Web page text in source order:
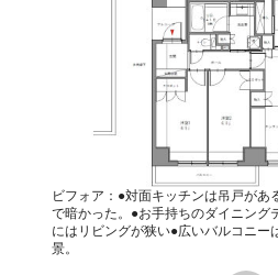
ビフォア：●対面キッチンは吊戸があ
で暗かった。●お手持ちのダイニング
にはリビングが狭い●広いバルコニー
景。